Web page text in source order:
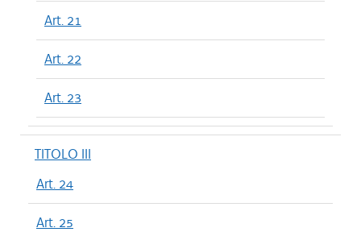
Art. 21
Art. 22
Art. 23
TITOLO III
Art. 24
Art. 25